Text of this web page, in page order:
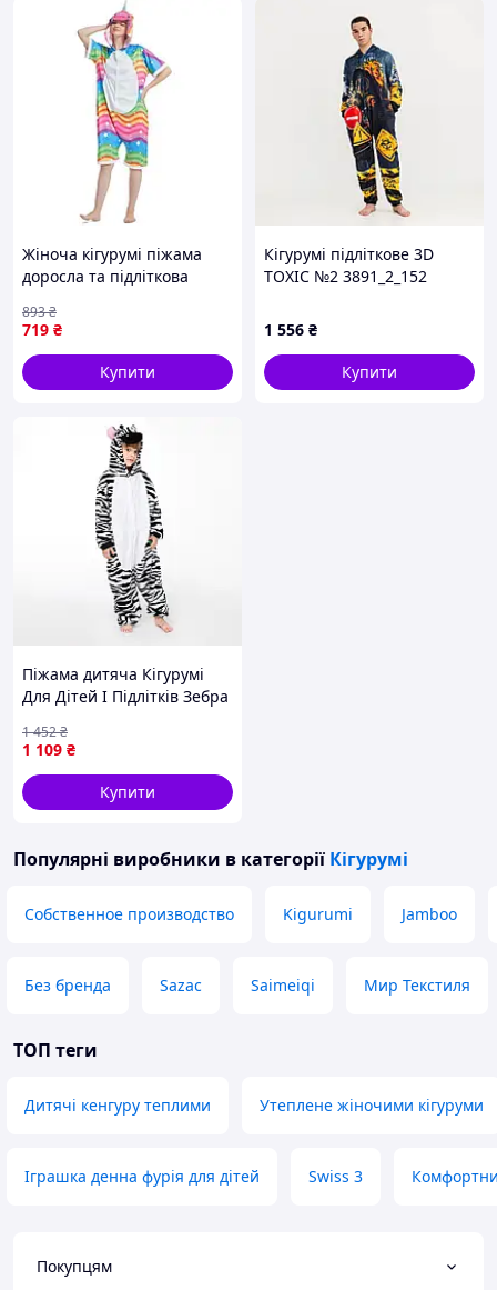
Жіноча кігурумі піжама
доросла та підліткова
костюм поліестер Денвер
719 ₴
893₴
Купити
Кігурумі підліткове 3D
TOXIC №2 3891_2_152
1 556 ₴
Купити
Піжама дитяча Кігурумі
Для Дітей І Підлітків Зебра
Nextor
1 109 ₴
1 452₴
Купити
Популярні виробники в категорії Кігурумі
Собственное производство Kigurumi Jamboo
Без бренда Sazac Saimeiqi Мир Текстиля
ТОП теги
Дитячі кенгуру теплими Утеплене жіночими кігуруми
Іграшка денна фурія для дітей Swiss 3
Покупцям